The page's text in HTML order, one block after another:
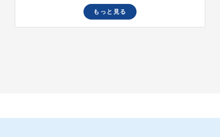
もっと見る